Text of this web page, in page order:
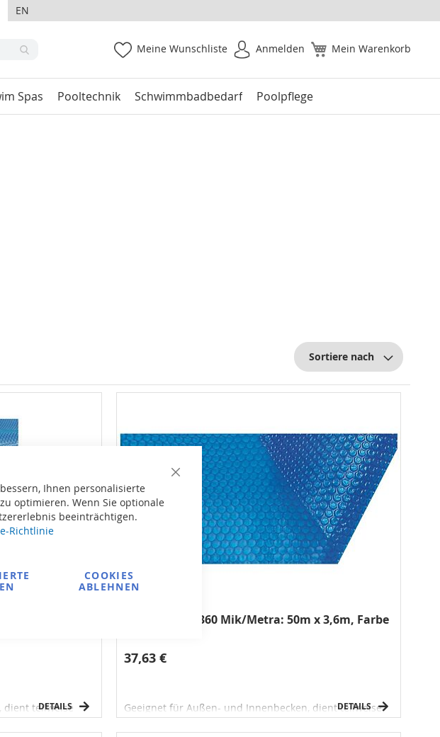
Close
Cookie
Ihnen personalisierte
optimieren. Wenn Sie optionale
beeinträchtigen.
Richtlinie
COOKIES
ABLEHNEN
EN
Mein Warenkorb
Meine Wunschliste Anmelden
Spas Pooltechnik Schwimmbadbedarf Poolpflege
Sortiere nach
dient teilweise
Verdampfung
DETAILS
Solare Folie - 360 Mik/Metra: 50m x 3,6m, Farbe
37,63 €
Geeignet für Außen- und Innenbecken, dient teilweise
zum Wassererwärmen und begrenzt die Verdunstung
DETAILS